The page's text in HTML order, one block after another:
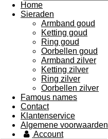
Home
Sieraden
Armband goud
Ketting goud
Ring goud
Oorbellen goud
Armband zilver
Ketting zilver
Ring zilver
Oorbellen zilver
Famous names
Contact
Klantenservice
Algemene voorwaarden
Account